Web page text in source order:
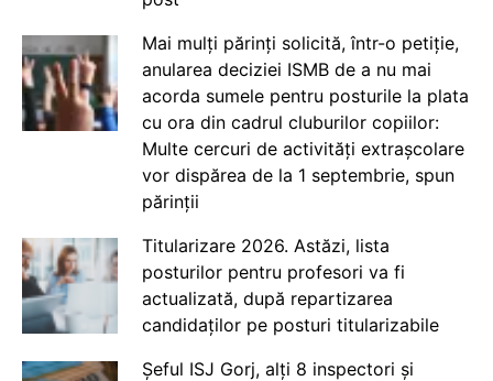
Mai mulți părinți solicită, într-o petiție,
anularea deciziei ISMB de a nu mai
acorda sumele pentru posturile la plata
cu ora din cadrul cluburilor copiilor:
Multe cercuri de activități extrașcolare
vor dispărea de la 1 septembrie, spun
părinții
Titularizare 2026. Astăzi, lista
posturilor pentru profesori va fi
actualizată, după repartizarea
candidaților pe posturi titularizabile
Șeful ISJ Gorj, alți 8 inspectori și